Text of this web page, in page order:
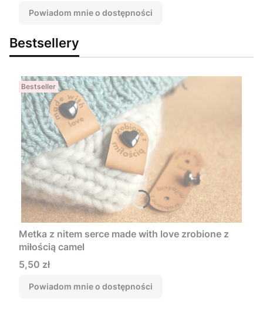
Powiadom mnie o dostępności
Bestsellery
Bestseller
Metka z nitem serce made with love zrobione z
miłością camel
Cena
5,50 zł
Powiadom mnie o dostępności